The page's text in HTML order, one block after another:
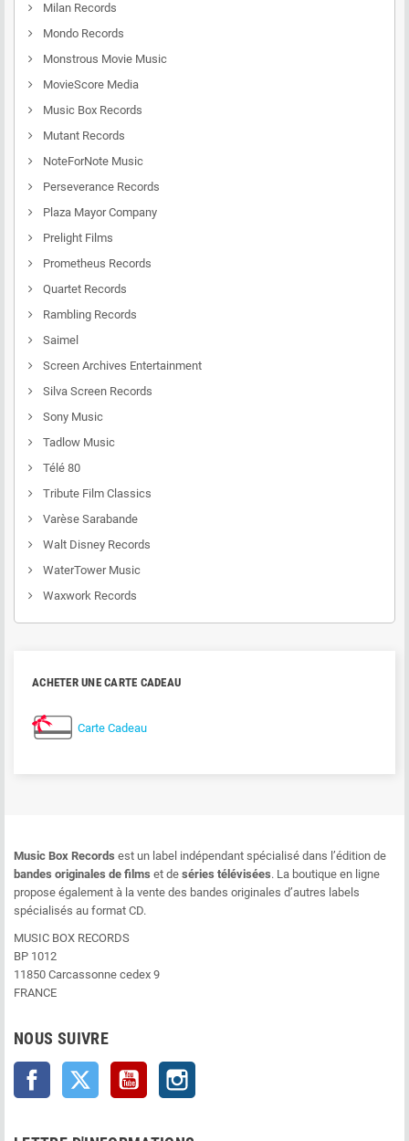
Milan Records
Mondo Records
Monstrous Movie Music
MovieScore Media
Music Box Records
Mutant Records
NoteForNote Music
Perseverance Records
Plaza Mayor Company
Prelight Films
Prometheus Records
Quartet Records
Rambling Records
Saimel
Screen Archives Entertainment
Silva Screen Records
Sony Music
Tadlow Music
Télé 80
Tribute Film Classics
Varèse Sarabande
Walt Disney Records
WaterTower Music
Waxwork Records
ACHETER UNE CARTE CADEAU
Carte Cadeau
Music Box Records est un label indépendant spécialisé dans l’édition de
bandes originales de films et de séries télévisées. La boutique en ligne
propose également à la vente des bandes originales d’autres labels
spécialisés au format CD.
MUSIC BOX RECORDS
BP 1012
11850 Carcassonne cedex 9
FRANCE
NOUS SUIVRE
Facebook Twitter YouTube